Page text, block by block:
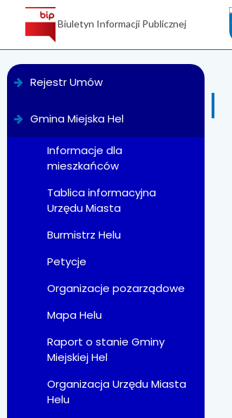
Biuletyn Informacji Publicznej
Rejestr Umów
Gmina Miejska Hel
Informacje dla
mieszkańców
Tablica informacyjna
Urzędu Miasta
Burmistrz Helu
Petycje
Organizacje pozarządowe
Mapa Helu
Raport o stanie Gminy
Miejskiej Hel
Organizacja Urzędu Miasta
Helu